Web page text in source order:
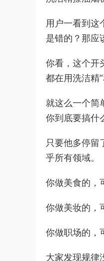
用户一看到这
是错的？那应
你看，这个开
都在用洗洁精
就这么一个简
你到底要搞什
只要他多停留
乎所有领域。
你做美食的，
你做美妆的，
你做职场的，
大家发现规律